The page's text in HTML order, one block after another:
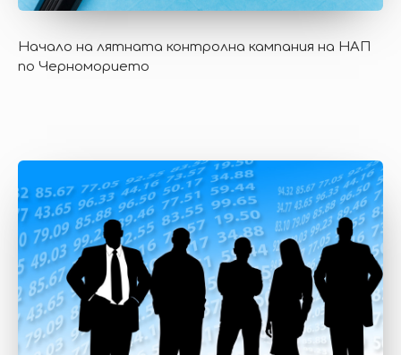
Начало на лятната контролна кампания на НАП
по Черноморието